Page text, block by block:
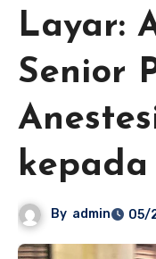
Layar:
Senior
By admin 05/